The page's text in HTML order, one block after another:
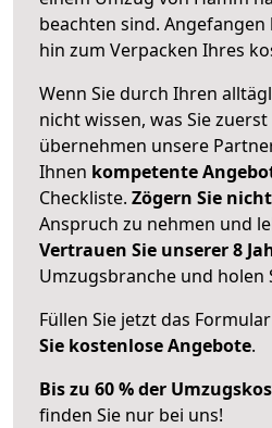
beachten sind. Angefangen
hin zum Verpacken Ihres
Wenn Sie durch Ihren
nicht wissen, was Sie
übernehmen unsere
Ihnen kompetente
Checkliste. Zögern Sie nicht
Anspruch zu nehmen und
Vertrauen Sie unserer 8
Umzugsbranche und holen
Füllen Sie jetzt das
Sie kostenlose Angebote.
Bis zu 60 % der
finden Sie nur bei uns!